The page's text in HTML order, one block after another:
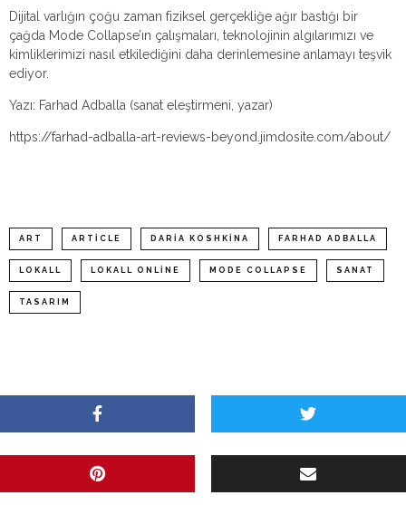
Dijital varlığın çoğu zaman fiziksel gerçekliğe ağır bastığı bir
çağda Mode Collapse’ın çalışmaları, teknolojinin algılarımızı ve
kimliklerimizi nasıl etkilediğini daha derinlemesine anlamayı teşvik
ediyor.
Yazı: Farhad Adballa (sanat eleştirmeni, yazar)
https://farhad-adballa-art-reviews-beyond.jimdosite.com/about/
ART ARTICLE DARIA KOSHKINA FARHAD ADBALLA
LOKALL LOKALL ONLINE MODE COLLAPSE SANAT
TASARIM